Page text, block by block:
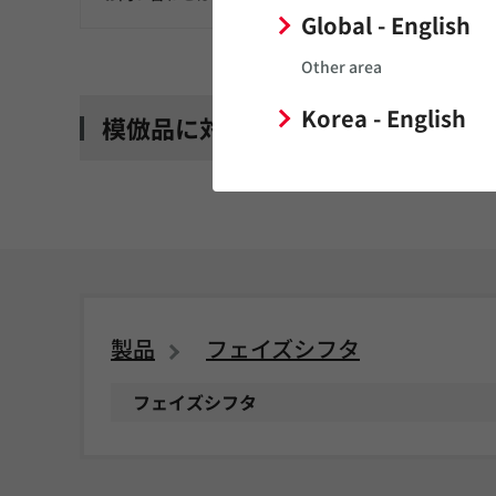
Global - English
Other area
Korea - English
模倣品に対するご注意
製品 フェイズシフタ
フェイズシフタ